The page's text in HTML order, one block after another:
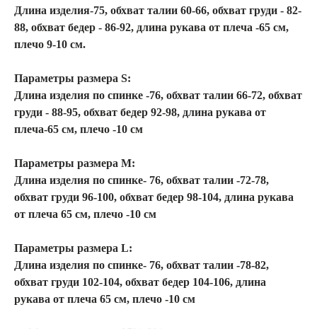
Длина изделия-75, обхват талии 60-66, обхват груди - 82-
88, обхват бедер - 86-92, длина рукава от плеча -65 см,
плечо 9-10 см.
Параметры размера S:
Длина изделия по спинке -76, обхват талии 66-72, обхват
груди - 88-95, обхват бедер 92-98, длина рукава от
плеча-65 см, плечо -10 см
Параметры размера М:
Длина изделия по спинке- 76, обхват талии -72-78,
обхват груди 96-100, обхват бедер 98-104, длина рукава
от плеча 65 см, плечо -10 см
Параметры размера L:
Длина изделия по спинке- 76, обхват талии -78-82,
обхват груди 102-104, обхват бедер 104-106, длина
рукава от плеча 65 см, плечо -10 см
О БРЕНДЕ
КАТАЛОГ
КИНО
ТАЙНЫЕ ХРОНИКИ
ДРОПЫ
ДОСТАВКА
И ОПЛАТА
ОБМЕН/ВОЗВРАТ
КОНТАКТЫ